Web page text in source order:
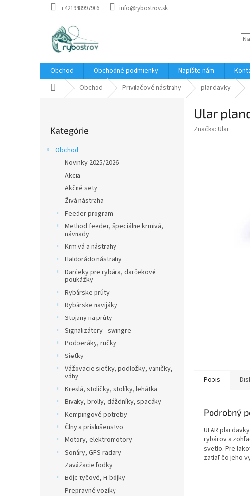
na
+421948997906 info@rybostrov.sk
Obchod Obchodné podmienky Napíšte nám
Domov Obchod Privilačové nástrahy plandavky
kategórie
Kategórie
Obchod
Novinky 2025/2026
Akcia
Akčné sety
Živá nástraha
Feeder program
Method feeder, špeciálne krmivá,
návnady
Krmivá a nástrahy
Haldorádo nástrahy
Darčeky pre rybára, darčekové
poukážky
Rybárske prúty
Rybárske navijáky
Stojany na prúty
Signalizátory - swingre
Podberáky, ručky
Sieťky
Vážovacie sieťky, podložky, vaničky,
váhy
Kreslá, stoličky, stolíky, lehátka
Bivaky, brolly, dáždníky, spacáky
Kempingové potreby
Člny a príslušenstvo
Motory, elektromotory
Sonáry, GPS radary
Zavážacie ľodky
Bóje tyčové, H-bójky
Prepravné vozíky
Ular
Značka: Ular
Popis
Podrobný
ULAR
rybárov a
svetlo. Pre
zatiaľ čo jeho